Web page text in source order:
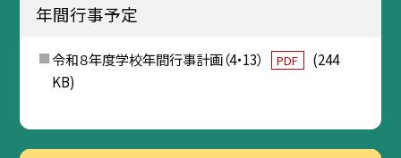
年間行事予定
令和８年度学校年間行事計画（4・13） PDF
(244
KB)